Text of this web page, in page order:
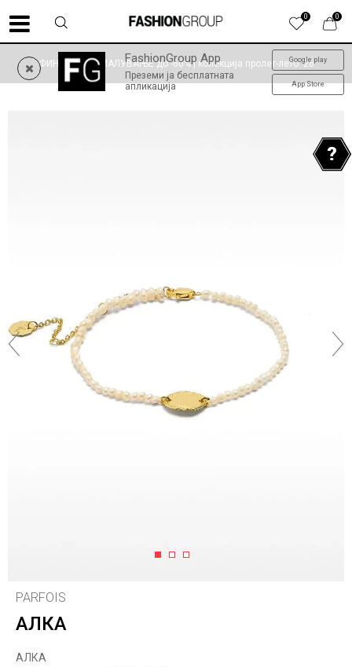
0
0
FashionGroup App
Преземи ја бесплатната
апликација
Google play
App Store
ФИНАЛНО НАМАЛУВАЊЕ до -60% | колекција пролет-лето '26
1 2 3
PARFOIS
АЛКА
АЛКА